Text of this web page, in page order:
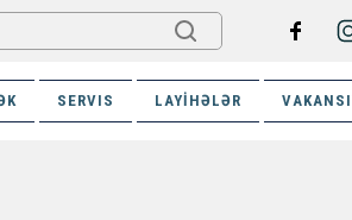
SERVIS LAYIHƏLƏR